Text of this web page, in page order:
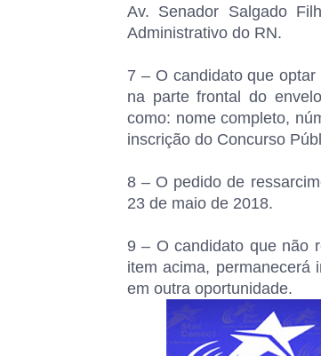
Av. Senador Salgado
Administrativo do RN.
7 – O candidato que
na parte frontal do
como: nome completo,
inscrição do Concurso
8 – O pedido de
23 de maio de 2018.
9 – O candidato que não
item acima, permanecerá
em outra oportunidade.